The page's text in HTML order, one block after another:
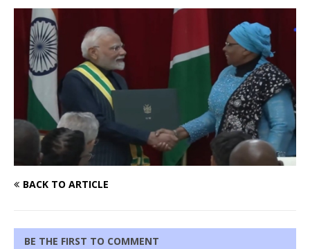
BACK TO ARTICLE
BE THE FIRST TO COMMENT